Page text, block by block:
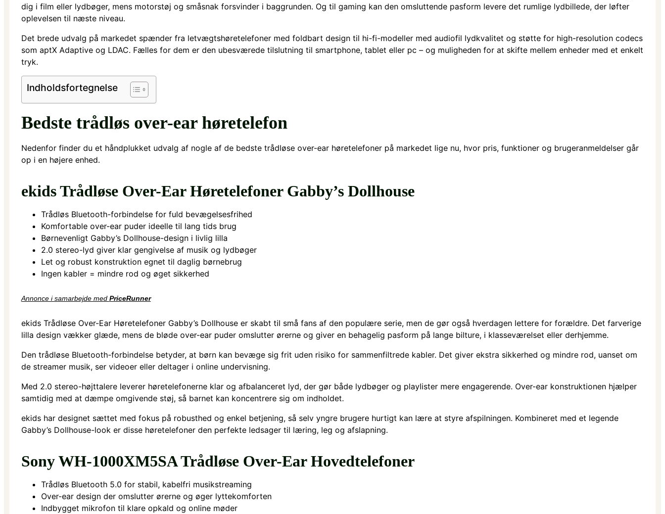
dig i film eller lydbøger, mens motorstøj og småsnak forsvinder i baggrunden. Og til gaming kan den omsluttende pasform levere det rumlige lydbillede, der løfter
oplevelsen til næste niveau.
Det brede udvalg på markedet spænder fra letvægtshøretelefoner med foldbart design til hi-fi-modeller med audiofil lydkvalitet og støtte for high-resolution codecs
som aptX Adaptive og LDAC. Fælles for dem er den ubesværede tilslutning til smartphone, tablet eller pc – og muligheden for at skifte mellem enheder med et enkelt
tryk.
Indholdsfortegnelse
Bedste trådløs over-ear høretelefon
Nedenfor finder du et håndplukket udvalg af nogle af de bedste trådløse over-ear høretelefoner på markedet lige nu, hvor pris, funktioner og brugeranmeldelser går
op i en højere enhed.
ekids Trådløse Over-Ear Høretelefoner Gabby’s Dollhouse
Trådløs Bluetooth-forbindelse for fuld bevægelsesfrihed
Komfortable over-ear puder ideelle til lang tids brug
Børnevenligt Gabby’s Dollhouse-design i livlig lilla
2.0 stereo-lyd giver klar gengivelse af musik og lydbøger
Let og robust konstruktion egnet til daglig børnebrug
Ingen kabler = mindre rod og øget sikkerhed
Annonce i samarbejde med PriceRunner
ekids Trådløse Over-Ear Høretelefoner Gabby’s Dollhouse er skabt til små fans af den populære serie, men de gør også hverdagen lettere for forældre. Det farverige
lilla design vækker glæde, mens de bløde over-ear puder omslutter ørerne og giver en behagelig pasform på lange bilture, i klasseværelset eller derhjemme.
Den trådløse Bluetooth-forbindelse betyder, at børn kan bevæge sig frit uden risiko for sammenfiltrede kabler. Det giver ekstra sikkerhed og mindre rod, uanset om
de streamer musik, ser videoer eller deltager i online undervisning.
Med 2.0 stereo-højttalere leverer høretelefonerne klar og afbalanceret lyd, der gør både lydbøger og playlister mere engagerende. Over-ear konstruktionen hjælper
samtidig med at dæmpe omgivende støj, så barnet kan koncentrere sig om indholdet.
ekids har designet sættet med fokus på robusthed og enkel betjening, så selv yngre brugere hurtigt kan lære at styre afspilningen. Kombineret med et legende
Gabby’s Dollhouse-look er disse høretelefoner den perfekte ledsager til læring, leg og afslapning.
Sony WH-1000XM5SA Trådløse Over-Ear Hovedtelefoner
Trådløs Bluetooth 5.0 for stabil, kabelfri musikstreaming
Over-ear design der omslutter ørerne og øger lyttekomforten
Indbygget mikrofon til klare opkald og online møder